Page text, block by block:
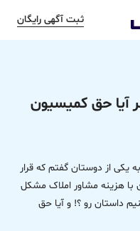
ثبت آگهی رایگان
آیا حق کمیسیون
یکی از دوستان گفتم که قرار
با هزینه مشاور املاک مشکل
داستان رو ؟! و آیا حق